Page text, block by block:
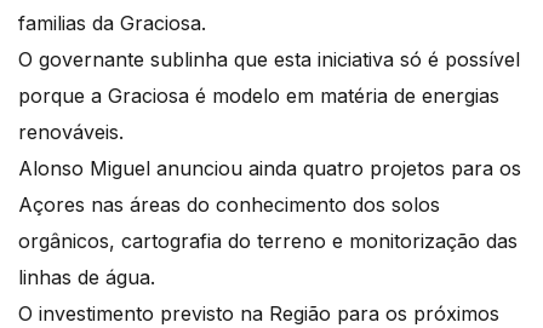
familias da Graciosa.
O governante sublinha que esta iniciativa só é possível
porque a Graciosa é modelo em matéria de energias
renováveis.
Alonso Miguel anunciou ainda quatro projetos para os
Açores nas áreas do conhecimento dos solos
orgânicos, cartografia do terreno e monitorização das
linhas de água.
O investimento previsto na Região para os próximos